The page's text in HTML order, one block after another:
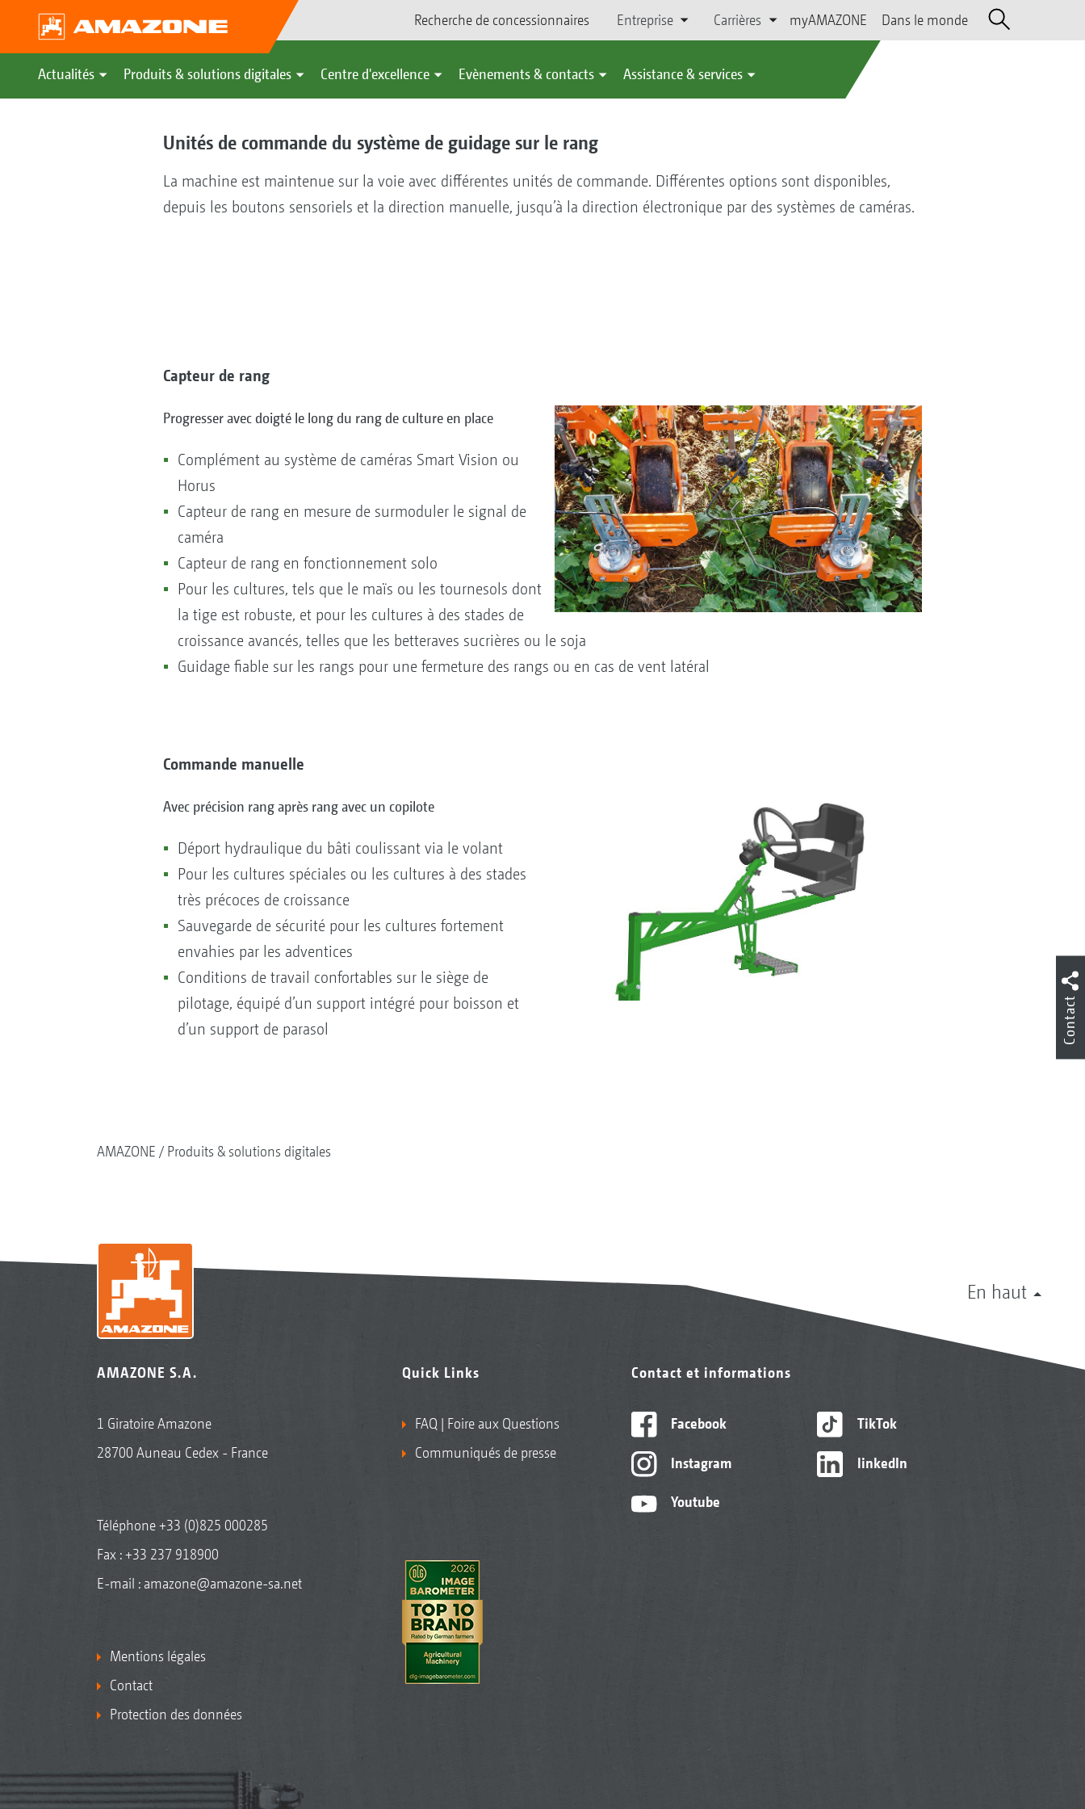
Recherche de concessionnaires Entreprise Carrières myAMAZONE Dans le monde
Actualités Produits & solutions digitales Centre d'excellence Evènements & contacts Assistance & services
Unités de commande du système de guidage sur le rang
La machine est maintenue sur la voie avec différentes unités de commande. Différentes options sont disponibles,
depuis les boutons sensoriels et la direction manuelle, jusqu’à la direction électronique par des systèmes de caméras.
Capteur de rang
Progresser avec doigté le long du rang de culture en place
Complément au système de caméras Smart Vision ou
Horus
Capteur de rang en mesure de surmoduler le signal de
caméra
Capteur de rang en fonctionnement solo
Pour les cultures, tels que le maïs ou les tournesols dont
la tige est robuste, et pour les cultures à des stades de
croissance avancés, telles que les betteraves sucrières ou le soja
Guidage fiable sur les rangs pour une fermeture des rangs ou en cas de vent latéral
Commande manuelle
Avec précision rang après rang avec un copilote
Déport hydraulique du bâti coulissant via le volant
Pour les cultures spéciales ou les cultures à des stades
très précoces de croissance
Sauvegarde de sécurité pour les cultures fortement
envahies par les adventices
Conditions de travail confortables sur le siège de
pilotage, équipé d’un support intégré pour boisson et
d’un support de parasol
AMAZONE Produits & solutions digitales
En haut
AMAZONE S.A.
1 Giratoire Amazone
28700 Auneau Cedex - France
Téléphone+33 (0)825 000285
Fax : +33 237 918900
E-mail : amazone@amazone-sa.net
Mentions légales
Contact
Protection des données
Quick Links
FAQ | Foire aux Questions
Communiqués de presse
Contact et informations
Facebook
Instagram
Youtube
TikTok
linkedIn
Contact